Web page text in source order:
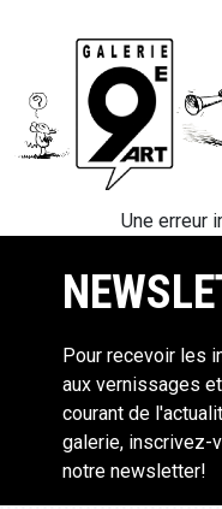
Une erreur
Pour recevoir les
aux vernissages
courant de
galerie, inscrivez-
notre newsletter!